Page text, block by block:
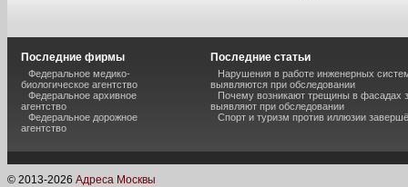
Последние фирмы
Федеральное медико-
биологическое агентство
Федеральное архивное
агентство
Федеральное дорожное
агентство
Последние статьи
Нарушения в работе инженерных
выявляются при обследовании
Почему возникают трещины в фасадах
выявляют при обследовании
Спорт и туризм против иллюзии
© 2013-2026 Адреса Москвы